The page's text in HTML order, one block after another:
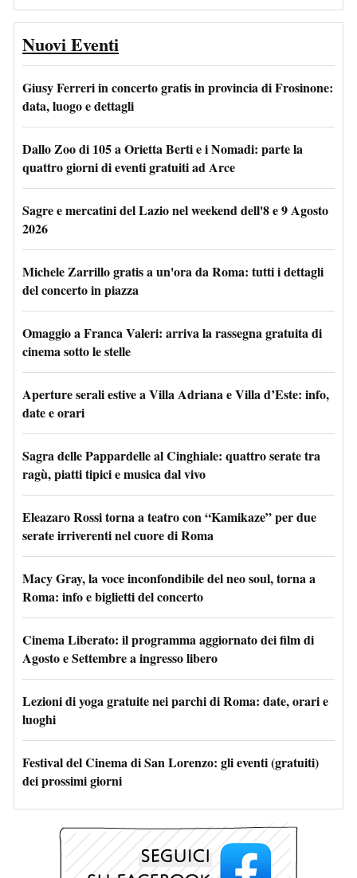
Nuovi Eventi
Giusy Ferreri in concerto gratis in provincia di Frosinone:
data, luogo e dettagli
Dallo Zoo di 105 a Orietta Berti e i Nomadi: parte la
quattro giorni di eventi gratuiti ad Arce
Sagre e mercatini del Lazio nel weekend dell'8 e 9 Agosto
2026
Michele Zarrillo gratis a un'ora da Roma: tutti i dettagli
del concerto in piazza
Omaggio a Franca Valeri: arriva la rassegna gratuita di
cinema sotto le stelle
Aperture serali estive a Villa Adriana e Villa d’Este: info,
date e orari
Sagra delle Pappardelle al Cinghiale: quattro serate tra
ragù, piatti tipici e musica dal vivo
Eleazaro Rossi torna a teatro con “Kamikaze” per due
serate irriverenti nel cuore di Roma
Macy Gray, la voce inconfondibile del neo soul, torna a
Roma: info e biglietti del concerto
Cinema Liberato: il programma aggiornato dei film di
Agosto e Settembre a ingresso libero
Lezioni di yoga gratuite nei parchi di Roma: date, orari e
luoghi
Festival del Cinema di San Lorenzo: gli eventi (gratuiti)
dei prossimi giorni